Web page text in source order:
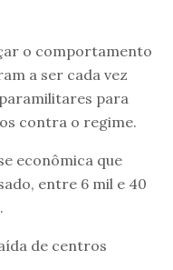
o comportamento
a ser cada vez
para
contra o regime.
econômica que
entre 6 mil e 40
de centros